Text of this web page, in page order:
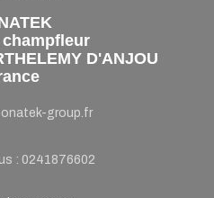
D'ANJOU
group.fr
: 0241876602